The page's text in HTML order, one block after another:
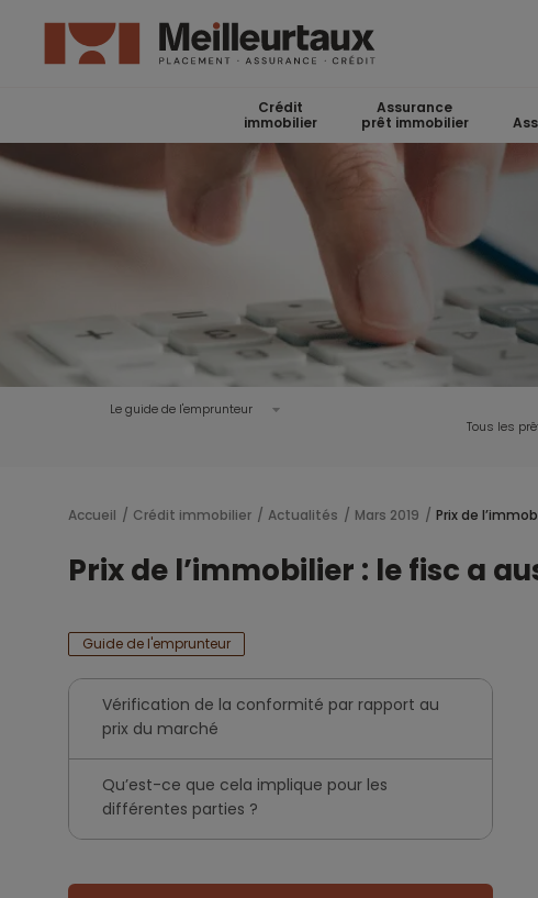
Crédit
immobilier
Assurance
prêt immobilier
Le guide de l'emprunteur
Tous les
Accueil Crédit immobilier Actualités Mars 2019 Prix de
Prix de l’immobilier : le fisc a
Guide de l'emprunteur
Vérification de la conformité par rapport au
prix du marché
Qu’est-ce que cela implique pour les
différentes parties ?